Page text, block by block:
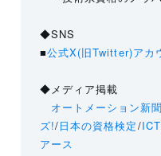
◆SNS
■公式X(旧Twitter)アカ
◆メディア掲載
オートメーション新聞
ズ!/日本の資格検定/
アース